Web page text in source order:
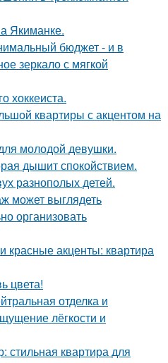
Якиманке.
бюджет - и в
зеркало с мягкой
хоккеиста.
квартиры с акцентом на
молодой девушки.
дышит спокойствием.
разнополых детей.
может выглядеть
организовать
красные акценты: квартира
цвета!
отделка и
лёгкости и
стильная квартира для